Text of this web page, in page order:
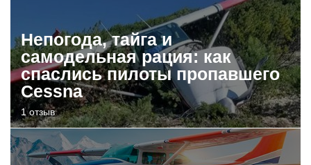
Непогода, тайга и
самодельная рация: как
спаслись пилоты пропавшего
Cessna
1 отзыв